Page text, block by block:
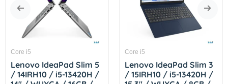
Core i5
Lenovo IdeaPad Slim 5
/ 14IRH10 / i5-13420H /
Core i5
Lenovo IdeaPad Slim 3
/ 15IRH10 / i5-13420H /